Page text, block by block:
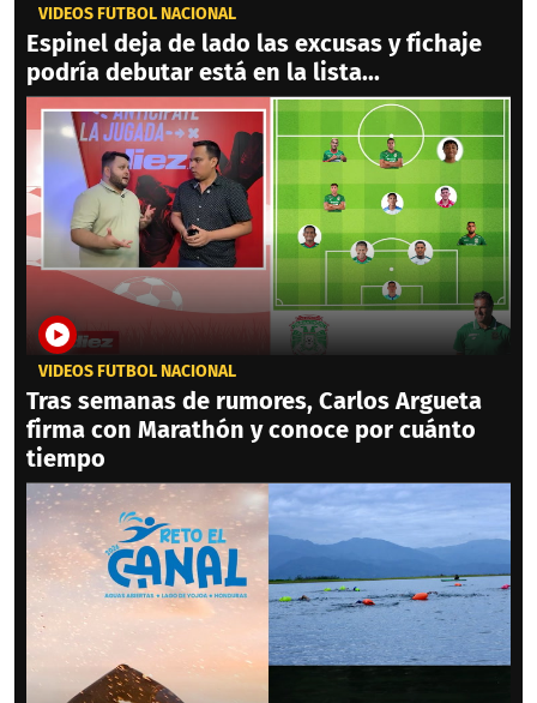
VIDEOS FÚTBOL NACIONAL
Espinel deja de lado las excusas y fichaje
podría debutar está en la lista...
VIDEOS FÚTBOL NACIONAL
Tras semanas de rumores, Carlos Argueta
firma con Marathón y conoce por cuánto
tiempo